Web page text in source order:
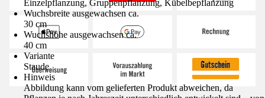
Einzelpflanzung, Gruppenpflanzung, Kübelbepflanzung
Wuchsbreite ausgewachsen ca.
30 cm
Wuchshöhe ausgewachsen ca.
40 cm
Variante
Staude
Hinweis
Abbildung kann vom gelieferten Produkt abweichen, da